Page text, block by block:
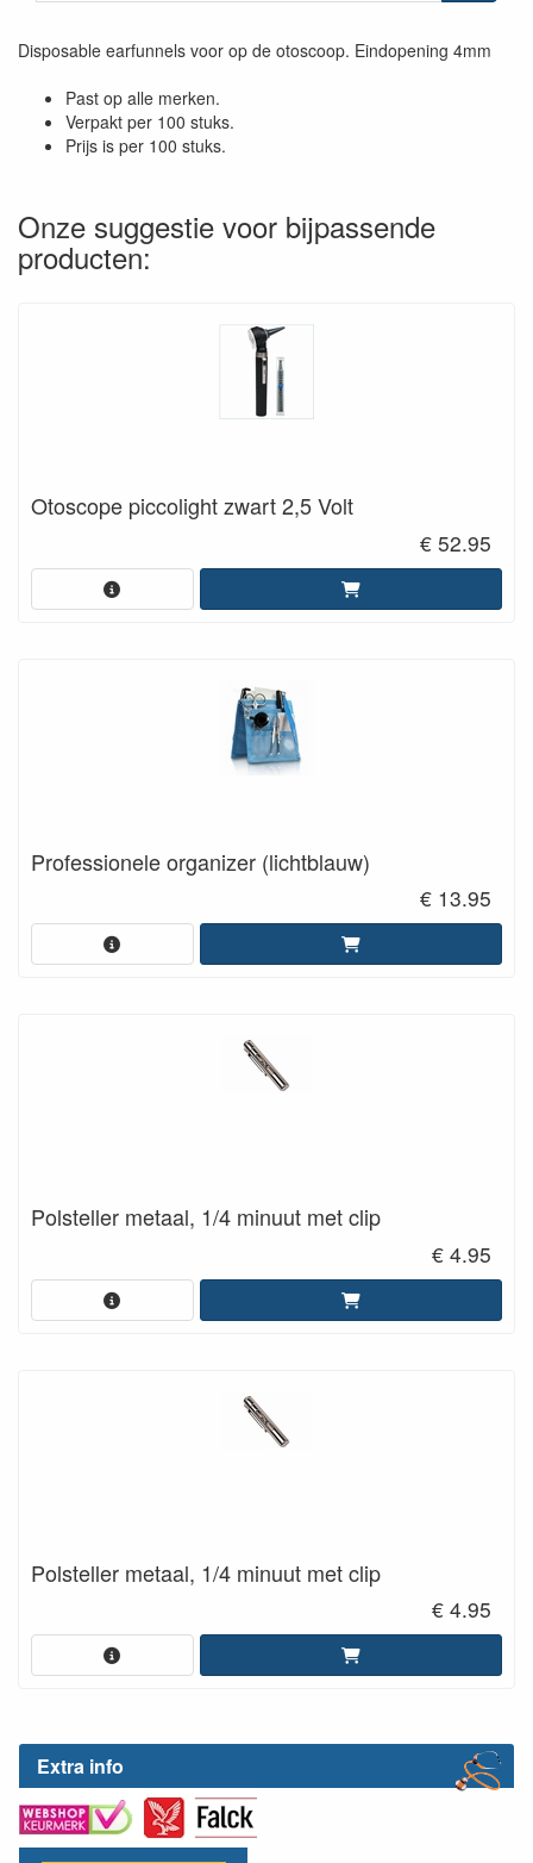
Extra info
Disposable earfunnels voor op de otoscoop. Eindopening 4mm
Past op alle merken.
Verpakt per 100 stuks.
Prijs is per 100 stuks.
Onze suggestie voor bijpassende
producten:
Otoscope piccolight zwart 2,5 Volt
€ 52.95
Professionele organizer (lichtblauw)
€ 13.95
Polsteller metaal, 1/4 minuut met clip
€ 4.95
Polsteller metaal, 1/4 minuut met clip
€ 4.95